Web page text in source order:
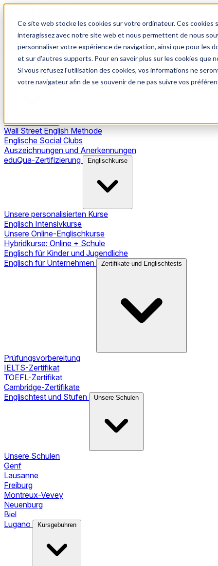
Ce site web stocke les cookies sur votre ordinateur. Ces
interagissez avec notre site web et nous permettent de nous
personnaliser votre expérience de navigation, ainsi que pour les
et sur d'autres supports. Pour en savoir plus sur les cookies
Si vous refusez l'utilisation des cookies, vos informations ne
votre navigateur afin de se souvenir de ne pas suivre vos
Unsere Methode
Wall Street English Methode
Englische Social Clubs
Auszeichnungen und Anerkennungen
eduQua-Zertifizierung
Englischkurse
Unsere personalisierten Kurse
Englisch Intensivkurse
Unsere Online-Englischkurse
Hybridkurse: Online + Schule
Englisch für Kinder und Jugendliche
Englisch für Unternehmen
Zertifikate und Englischtests
Prüfungsvorbereitung
IELTS-Zertifikat
TOEFL-Zertifikat
Cambridge-Zertifikate
Englischtest und Stufen
Unsere Schulen
Unsere Schulen
Genf
Lausanne
Freiburg
Montreux-Vevey
Neuenburg
Biel
Lugano
Kursgebuhren